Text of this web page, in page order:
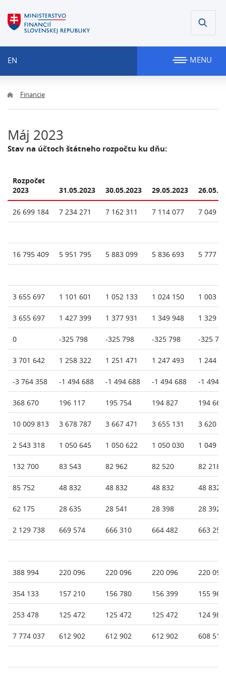
EN MENU
Financie
Máj 2023
Stav na účtoch štátneho rozpočtu ku dňu:
Rozpočet
2023
31.05.2023 30.05.2023 29.05.2023
26 699 184 7 234 271 7 162 311 7 114 077 7 049
16 795 409 5 951 795 5 883 099 5 836 693 5 777
3 655 697 1 101 601 1 052 133 1 024 150 1 003
3 655 697 1 427 399 1 377 931 1 349 948 1 329
0 -325 798 -325 798 -325 798 -325
3 701 642 1 258 322 1 251 471 1 247 493 1 244
-3 764 358 -1 494 688 -1 494 688 -1 494 688 -1 494
368 670 196 117 195 754 194 827 194 664
10 009 813 3 678 787 3 667 471 3 655 131 3 620
2 543 318 1 050 645 1 050 622 1 050 030 1 049
132 700 83 543 82 962 82 520 82 218
85 752 48 832 48 832 48 832 48 832
62 175 28 635 28 541 28 398 28 392
2 129 738 669 574 666 310 664 482 663 251
388 994 220 096 220 096 220 096 220 096
354 133 157 210 156 780 156 399 155 964
253 478 125 472 125 472 125 472 124 981
7 774 037 612 902 612 902 612 902 608 510